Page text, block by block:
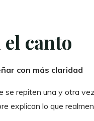
canto
con más claridad
se repiten una y otra
explican lo que